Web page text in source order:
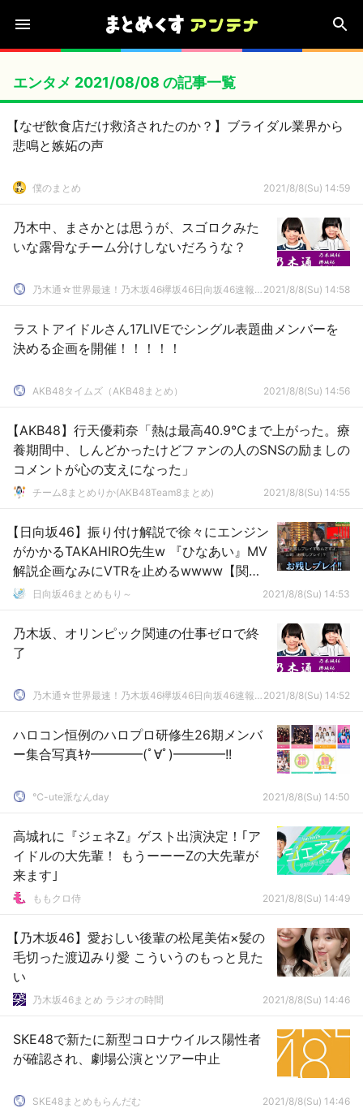
エンタメ 2021/08/08 の記事一覧
【なぜ飲食店だけ救済されたのか？】ブライダル業界から
悲鳴と嫉妬の声
僕のまとめ 2021/8/8(Su) 14:59
乃木中、まさかとは思うが、スゴロクみた
いな露骨なチーム分けしないだろうな？
乃木通☆世界最速！乃木坂46欅坂46日向坂46速報まとめ 2021/8/8(Su) 14:58
ラストアイドルさん17LIVEでシングル表題曲メンバーを
決める企画を開催！！！！！
AKB48タイムズ（AKB48まとめ） 2021/8/8(Su) 14:56
【AKB48】行天優莉奈「熱は最高40.9℃まで上がった。療
養期間中、しんどかったけどファンの人のSNSの励ましの
コメントが心の支えになった」
チーム8まとめりか(AKB48Team8まとめ) 2021/8/8(Su) 14:55
【日向坂46】振り付け解説で徐々にエンジン
がかかるTAKAHIRO先生w 『ひなあい』MV
解説企画なみにVTRを止めるwwww【関ジ
ャム】日向坂46まとめもり～ 2021/8/8(Su) 14:53
乃木坂、オリンピック関連の仕事ゼロで終
了
乃木通☆世界最速！乃木坂46欅坂46日向坂46速報まとめ 2021/8/8(Su) 14:52
ハロコン恒例のハロプロ研修生26期メンバ
ー集合写真ｷﾀ━━━━(ﾟ∀ﾟ)━━━━!!
℃-ute派なんday 2021/8/8(Su) 14:50
高城れに『ジェネZ』ゲスト出演決定！｢ア
イドルの大先輩！ もうーーーZの大先輩が
来ます｣
ももクロ侍 2021/8/8(Su) 14:49
【乃木坂46】愛おしい後輩の松尾美佑×髪の
毛切った渡辺みり愛 こういうのもっと見た
い
乃木坂46まとめ ラジオの時間 2021/8/8(Su) 14:46
SKE48で新たに新型コロナウイルス陽性者
が確認され、劇場公演とツアー中止
SKE48まとめもらんだむ 2021/8/8(Su) 14:46